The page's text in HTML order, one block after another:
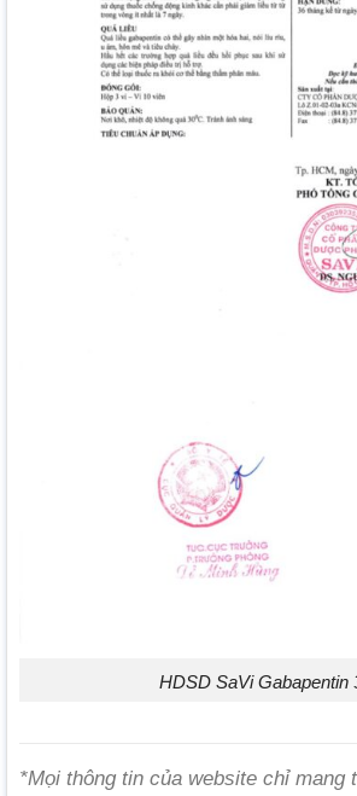
HDSD SaVi Gabapentin
*Mọi thông tin của website chỉ mang